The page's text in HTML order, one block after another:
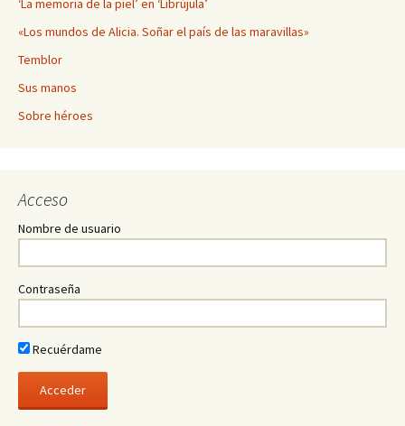
«Los mundos de Alicia. Soñar el país de las maravillas»
Temblor
Sus manos
Sobre héroes
Acceso
Nombre de usuario
Contraseña
Recuérdame